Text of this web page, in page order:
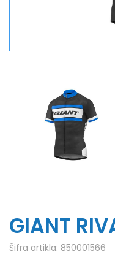
GIANT
Šifra artikla: 850001566